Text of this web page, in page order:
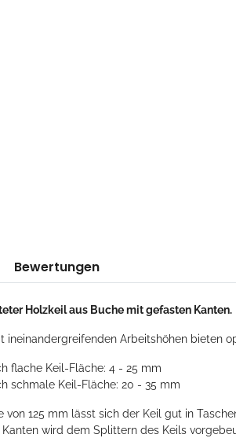
Bewertungen
Holzkeil aus Buche mit gefasten Kanten.
ineinandergreifenden Arbeitshöhen bieten
flache Keil-Fläche: 4 - 25 mm
schmale Keil-Fläche: 20 - 35 mm
von 125 mm lässt sich der Keil gut in
wird dem Splittern des Keils